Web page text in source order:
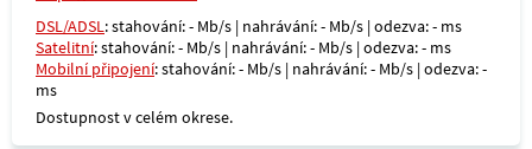
DSL/ADSL: stahování: - Mb/s | nahrávání: - Mb/s | odezva: - ms
Satelitní: stahování: - Mb/s | nahrávání: - Mb/s | odezva: - ms
Mobilní připojení: stahování: - Mb/s | nahrávání: - Mb/s | odezva: -
ms
Dostupnost v celém okrese.